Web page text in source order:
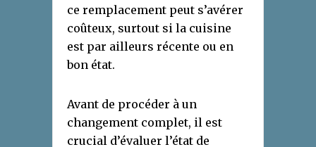
ce remplacement peut s’avérer
coûteux, surtout si la cuisine
est par ailleurs récente ou en
bon état.
Avant de procéder à un
changement complet, il est
crucial d’évaluer l’état de